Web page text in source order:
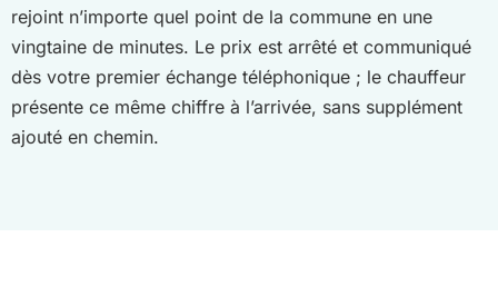
rejoint n’importe quel point de la commune en une
vingtaine de minutes. Le prix est arrêté et communiqué
dès votre premier échange téléphonique ; le chauffeur
présente ce même chiffre à l’arrivée, sans supplément
ajouté en chemin.